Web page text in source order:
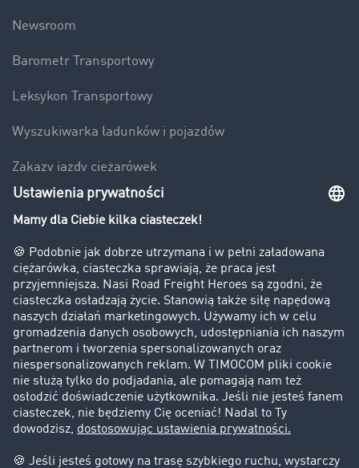
Newsroom
Barometr Transportowy
Leksykon Transportowy
Wyszukiwarka ładunków i pojazdów
Zakazy jazdy ciężarówek
Bezpieczeństwo
Firma
Historie sukcesu
Klienci pozyskują nowych klientów
Informacje prawne
Impressum
OWU